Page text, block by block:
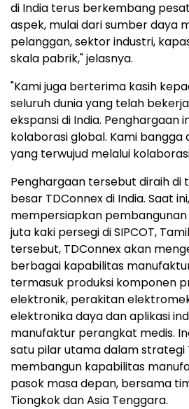
di India terus berkembang
aspek, mulai dari sumber daya
pelanggan, sektor industri,
skala pabrik," jelasnya.
"Kami juga berterima kasih
seluruh dunia yang telah
ekspansi di India. Penghargaan
kolaborasi global. Kami
yang terwujud melalui
Penghargaan tersebut diraih di
besar TDConnex di India. Saat
mempersiapkan pembangunan
juta kaki persegi di SIPCOT,
tersebut, TDConnex akan
berbagai kapabilitas
termasuk produksi komponen
elektronik, perakitan
elektronika daya dan aplikasi
manufaktur perangkat medis.
satu pilar utama dalam strategi
membangun kapabilitas
pasok masa depan, bersama
Tiongkok dan Asia Tenggara.